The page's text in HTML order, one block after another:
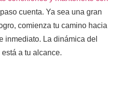
cuenta. Ya sea una gran
comienza tu camino hacia
inmediato. La dinámica del
a tu alcance.